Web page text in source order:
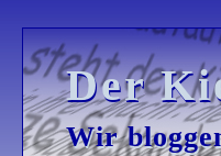
Der
Der
Wir
Wir